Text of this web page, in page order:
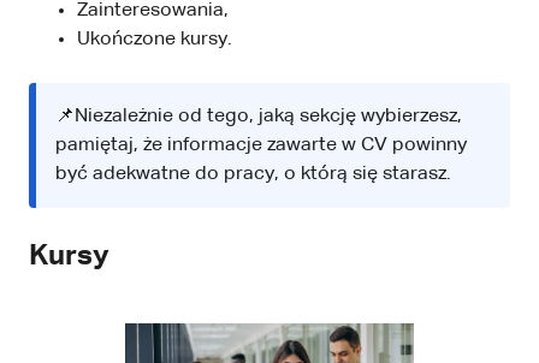
Zainteresowania,
Ukończone kursy.
📌Niezależnie od tego, jaką sekcję wybierzesz,
pamiętaj, że informacje zawarte w CV powinny
być adekwatne do pracy, o którą się starasz.
Kursy